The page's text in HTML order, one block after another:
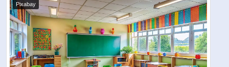
Pixabay